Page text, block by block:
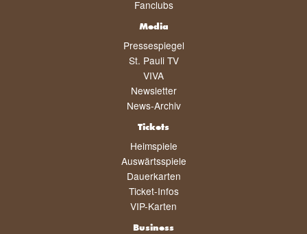
Fanclubs
Media
Pressespiegel
St. Pauli TV
VIVA
Newsletter
News-Archiv
Tickets
Heimspiele
Auswärtsspiele
Dauerkarten
Ticket-Infos
VIP-Karten
Business